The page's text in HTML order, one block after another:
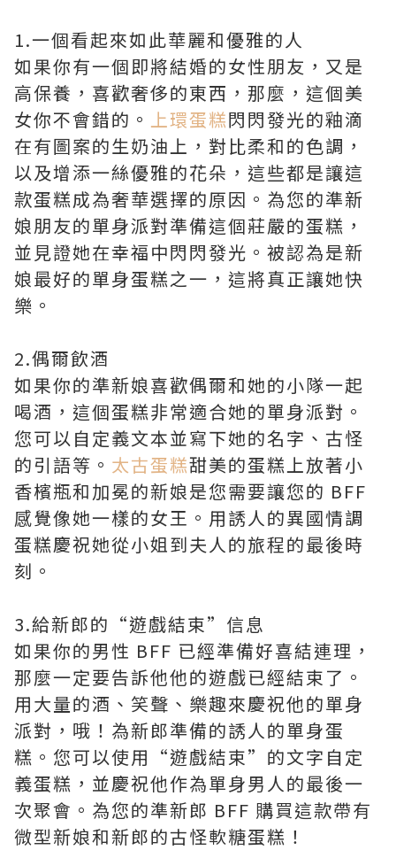
1.一個看起來如此華麗和優雅的人
如果你有一個即將結婚的女性朋友，又是
高保養，喜歡奢侈的東西，那麼，這個美
女你不會錯的。 上環蛋糕閃閃發光的釉滴
在有圖案的生奶油上，對比柔和的色調，
以及增添一絲優雅的花朵，這些都是讓這
款蛋糕成為奢華選擇的原因。為您的準新
娘朋友的單身派對準備這個莊嚴的蛋糕，
並見證她在幸福中閃閃發光。被認為是新
娘最好的單身蛋糕之一，這將真正讓她快
樂。
2.偶爾飲酒
如果你的準新娘喜歡偶爾和她的小隊一起
喝酒，這個蛋糕非常適合她的單身派對。
您可以自定義文本並寫下她的名字、古怪
的引語等。 太古蛋糕甜美的蛋糕上放著小
香檳瓶和加冕的新娘是您需要讓您的 BFF
感覺像她一樣的女王。用誘人的異國情調
蛋糕慶祝她從小姐到夫人的旅程的最後時
刻。
3.給新郎的“遊戲結束”信息
如果你的男性 BFF 已經準備好喜結連理，
那麼一定要告訴他他的遊戲已經結束了。
用大量的酒、笑聲、樂趣來慶祝他的單身
派對，哦！為新郎準備的誘人的單身蛋
糕。您可以使用“遊戲結束”的文字自定
義蛋糕，並慶祝他作為單身男人的最後一
次聚會。為您的準新郎 BFF 購買這款帶有
微型新娘和新郎的古怪軟糖蛋糕！